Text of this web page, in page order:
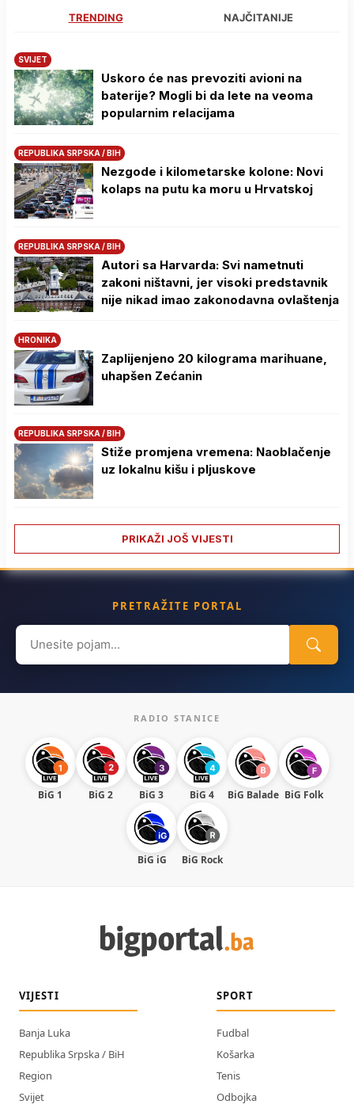
TRENDING NAJČITANIJE
SVIJET
Uskoro će nas prevoziti avioni na
baterije? Mogli bi da lete na veoma
popularnim relacijama
REPUBLIKA SRPSKA / BIH
Nezgode i kilometarske kolone: Novi
kolaps na putu ka moru u Hrvatskoj
REPUBLIKA SRPSKA / BIH
Autori sa Harvarda: Svi nametnuti
zakoni ništavni, jer visoki predstavnik
nije nikad imao zakonodavna ovlaštenja
HRONIKA
Zaplijenjeno 20 kilograma marihuane,
uhapšen Zećanin
REPUBLIKA SRPSKA / BIH
Stiže promjena vremena: Naoblačenje
uz lokalnu kišu i pljuskove
PRIKAŽI JOŠ VIJESTI
PRETRAŽITE PORTAL
Search
for:
RADIO STANICE
BiG 1 BiG 2 BiG 3 BiG 4 BiG Balade BiG Folk
BiG iG BiG Rock
VIJESTI
Banja Luka
Republika Srpska / BiH
Region
Svijet
SPORT
Fudbal
Košarka
Tenis
Odbojka